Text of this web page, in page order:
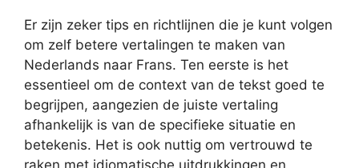
Er zijn zeker tips en richtlijnen die je kunt volgen
om zelf betere vertalingen te maken van
Nederlands naar Frans. Ten eerste is het
essentieel om de context van de tekst goed te
begrijpen, aangezien de juiste vertaling
afhankelijk is van de specifieke situatie en
betekenis. Het is ook nuttig om vertrouwd te
raken met idiomatische uitdrukkingen en